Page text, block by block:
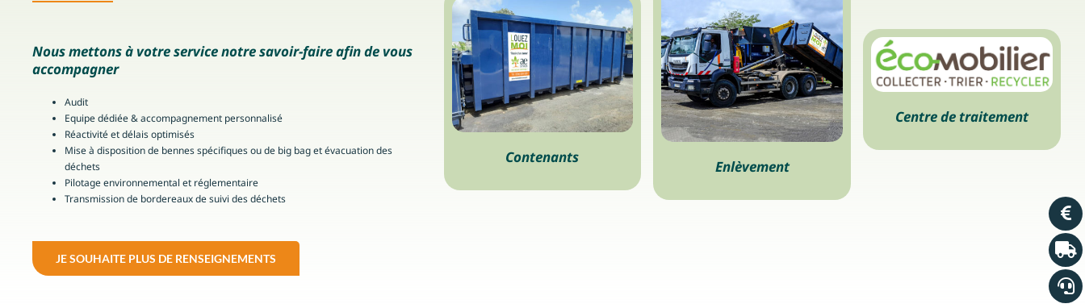
Nous mettons à votre service notre savoir-faire afin de vous
accompagner
Audit
Equipe dédiée & accompagnement personnalisé
Réactivité et délais optimisés
Mise à disposition de bennes spécifiques ou de big bag et évacuation des
déchets
Pilotage environnemental et réglementaire
Transmission de bordereaux de suivi des déchets
JE SOUHAITE PLUS DE RENSEIGNEMENTS
Contenants
Enlèvement
Centre de traitement